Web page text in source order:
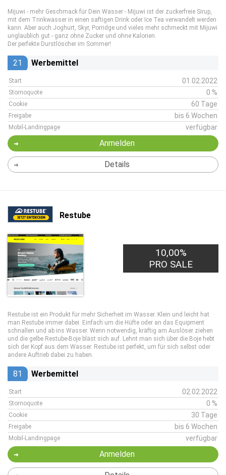
Mijuwi - mehr Geschmack für Dein Wasser - Mijuwi ist der zuckerfreie Sirup,
mit dem Trinkwasser in einen saftigen Drink oder Ice Tea verwandelt werden
kann. Aber auch Joghurt, Skyr, Porridge und vieles mehr schmeckt mit Mijuwi
unglaublich gut - ganz ohne Zucker und ohne Kalorien.
Der perfekte Durstlöscher im Sommer!
21 Werbemittel
Start 01.02.2022
Stornoquote 0 %
Cookie 60 Tage
Freigabe bis 6 Wochen
Mobil-Landingpage verfügbar
Anmelden
Details
Restube
10,00%
PRO SALE
Restube ist ein Produkt für mehr Sicherheit im Wasser. Klein und leicht hat
man Restube immer dabei. Einfach um die Hüfte oder an das Equipment
schnallen und ab ins Wasser. Wenn notwendig, kräftig am Auslöser ziehen
und die gelbe Restube-Boje bläst sich auf. Lehnt man sich über die Boje hebt
sich der Kopf aus dem Wasser. Restube ist perfekt, um für sich selbst oder
andere Auftrieb dabei zu haben.
81 Werbemittel
Start 02.02.2022
Stornoquote 0 %
Cookie 30 Tage
Freigabe bis 6 Wochen
Mobil-Landingpage verfügbar
Anmelden